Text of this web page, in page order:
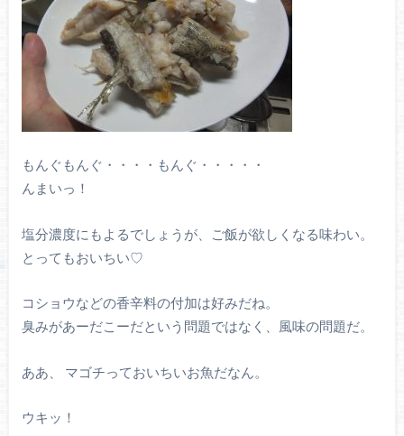
もんぐもんぐ・・・・もんぐ・・・・・
んまいっ！
塩分濃度にもよるでしょうが、ご飯が欲しくなる味わい。
とってもおいちい♡
コショウなどの香辛料の付加は好みだね。
臭みがあーだこーだという問題ではなく、風味の問題だ。
ああ、 マゴチっておいちいお魚だなん。
ウキッ！